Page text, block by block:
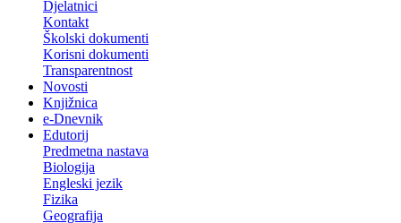
Djelatnici
Kontakt
Školski dokumenti
Korisni dokumenti
Transparentnost
Novosti
Knjižnica
e-Dnevnik
Edutorij
Predmetna nastava
Biologija
Engleski jezik
Fizika
Geografija